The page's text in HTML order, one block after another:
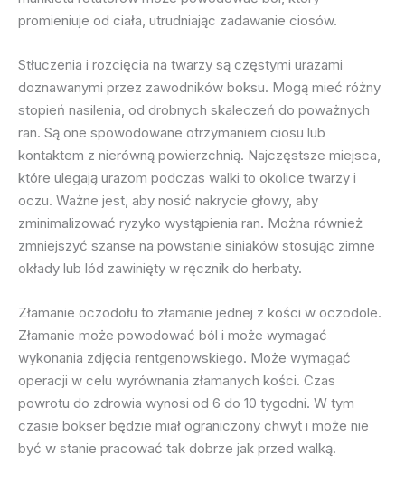
promieniuje od ciała, utrudniając zadawanie ciosów.
Stłuczenia i rozcięcia na twarzy są częstymi urazami
doznawanymi przez zawodników boksu. Mogą mieć różny
stopień nasilenia, od drobnych skaleczeń do poważnych
ran. Są one spowodowane otrzymaniem ciosu lub
kontaktem z nierówną powierzchnią. Najczęstsze miejsca,
które ulegają urazom podczas walki to okolice twarzy i
oczu. Ważne jest, aby nosić nakrycie głowy, aby
zminimalizować ryzyko wystąpienia ran. Można również
zmniejszyć szanse na powstanie siniaków stosując zimne
okłady lub lód zawinięty w ręcznik do herbaty.
Złamanie oczodołu to złamanie jednej z kości w oczodole.
Złamanie może powodować ból i może wymagać
wykonania zdjęcia rentgenowskiego. Może wymagać
operacji w celu wyrównania złamanych kości. Czas
powrotu do zdrowia wynosi od 6 do 10 tygodni. W tym
czasie bokser będzie miał ograniczony chwyt i może nie
być w stanie pracować tak dobrze jak przed walką.